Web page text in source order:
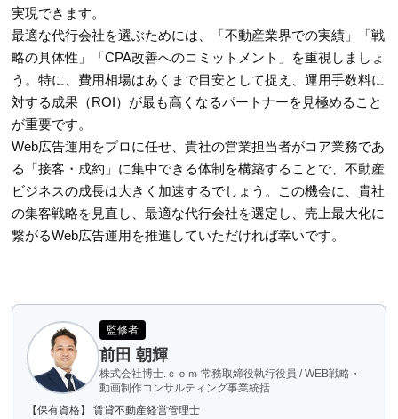
実現できます。
最適な代行会社を選ぶためには、「不動産業界での実績」「戦
略の具体性」「CPA改善へのコミットメント」を重視しましょ
う。特に、費用相場はあくまで目安として捉え、運用手数料に
対する成果（ROI）が最も高くなるパートナーを見極めること
が重要です。
Web広告運用をプロに任せ、貴社の営業担当者がコア業務であ
る「接客・成約」に集中できる体制を構築することで、不動産
ビジネスの成長は大きく加速するでしょう。この機会に、貴社
の集客戦略を見直し、最適な代行会社を選定し、売上最大化に
繋がるWeb広告運用を推進していただければ幸いです。
監修者
前田 朝輝
株式会社博士.ｃｏｍ 常務取締役執行役員 / WEB戦略・
動画制作コンサルティング事業統括
【保有資格】 賃貸不動産経営管理士